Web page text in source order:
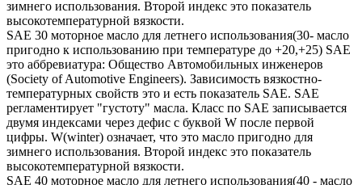
зимнего использования. Второй индекс это показатель
высокотемпературной вязкости.
SAE 30 моторное масло для летнего использования(30- масло
пригодно к использованию при температуре до +20,+25) SAE
это аббревиатура: Общество Автомобильных инженеров
(Society of Automotive Engineers). Зависимость вязкостно-
температурных свойств это и есть показатель SAE. SAE
регламентирует "густоту" масла. Класс по SAE записывается
двумя индексами через дефис с буквой W после первой
цифры. W(winter) означает, что это масло пригодно для
зимнего использования. Второй индекс это показатель
высокотемпературной вязкости.
SAE 40 моторное масло для летнего использования(40 - масло